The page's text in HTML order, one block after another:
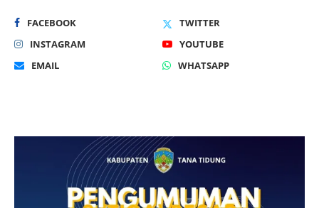
FACEBOOK
TWITTER
INSTAGRAM
YOUTUBE
EMAIL
WHATSAPP